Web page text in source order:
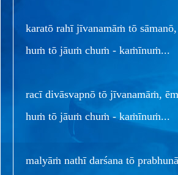
karatō rahī jīvanamāṁ tō
huṁ tō jāuṁ chuṁ - kaṁīnuṁ...
racī divāsvapnō tō jīvanamāṁ,
huṁ tō jāuṁ chuṁ - kaṁīnuṁ...
malyāṁ nathī darśana tō